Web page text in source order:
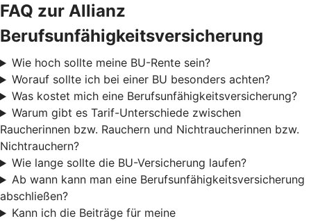
FAQ zur Allianz
Berufsunfähigkeitsversicherung
Wie hoch sollte meine BU-Rente sein?
Worauf sollte ich bei einer BU besonders achten?
Was kostet mich eine Berufsunfähigkeitsversicherung?
Warum gibt es Tarif-Unterschiede zwischen
Raucherinnen bzw. Rauchern und Nichtraucherinnen bzw.
Nichtrauchern?
Wie lange sollte die BU-Versicherung laufen?
Ab wann kann man eine Berufsunfähigkeitsversicherung
abschließen?
Kann ich die Beiträge für meine